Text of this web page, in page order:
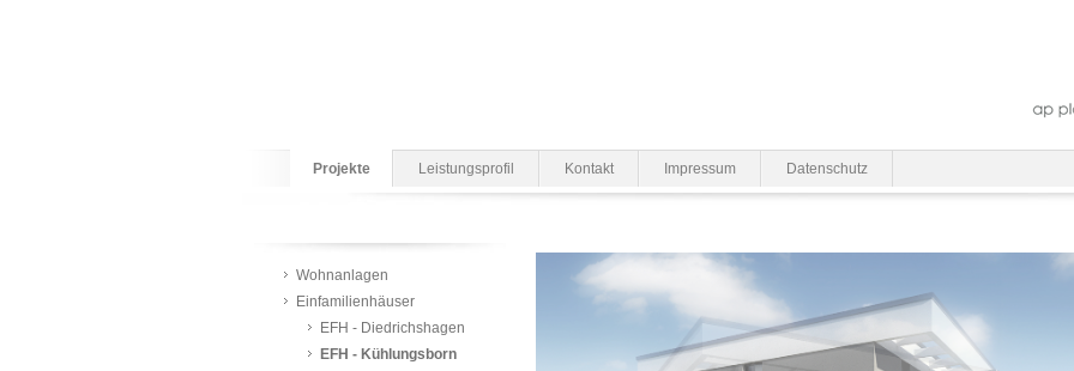
Projekte Leistungsprofil Kontakt Impressum Datenschutz
Wohnanlagen
Einfamilienhäuser
EFH - Diedrichshagen
EFH - Kühlungsborn